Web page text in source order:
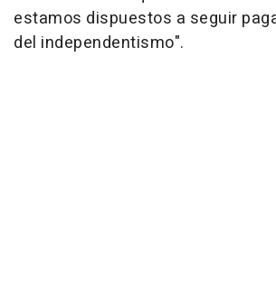
estamos dispuestos a seguir
del independentismo".